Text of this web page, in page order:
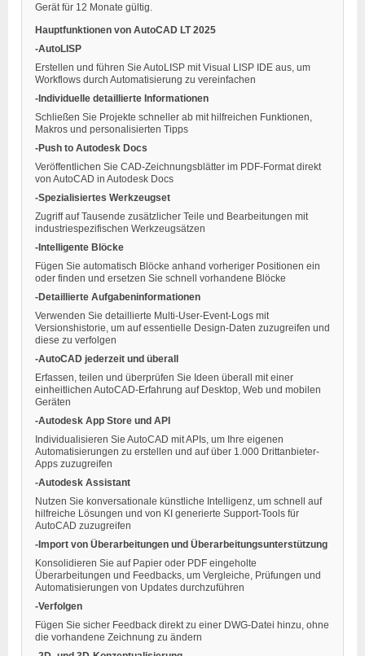
Gerät für 12 Monate gültig.
Hauptfunktionen von AutoCAD LT 2025
-AutoLISP
Erstellen und führen Sie AutoLISP mit Visual LISP IDE aus, um
Workflows durch Automatisierung zu vereinfachen
-Individuelle detaillierte Informationen
Schließen Sie Projekte schneller ab mit hilfreichen Funktionen,
Makros und personalisierten Tipps
-Push to Autodesk Docs
Veröffentlichen Sie CAD-Zeichnungsblätter im PDF-Format direkt
von AutoCAD in Autodesk Docs
-Spezialisiertes Werkzeugset
Zugriff auf Tausende zusätzlicher Teile und Bearbeitungen mit
industriespezifischen Werkzeugsätzen
-Intelligente Blöcke
Fügen Sie automatisch Blöcke anhand vorheriger Positionen ein
oder finden und ersetzen Sie schnell vorhandene Blöcke
-Detaillierte Aufgabeninformationen
Verwenden Sie detaillierte Multi-User-Event-Logs mit
Versionshistorie, um auf essentielle Design-Daten zuzugreifen und
diese zu verfolgen
-AutoCAD jederzeit und überall
Erfassen, teilen und überprüfen Sie Ideen überall mit einer
einheitlichen AutoCAD-Erfahrung auf Desktop, Web und mobilen
Geräten
-Autodesk App Store und API
Individualisieren Sie AutoCAD mit APIs, um Ihre eigenen
Automatisierungen zu erstellen und auf über 1.000 Drittanbieter-
Apps zuzugreifen
-Autodesk Assistant
Nutzen Sie konversationale künstliche Intelligenz, um schnell auf
hilfreiche Lösungen und von KI generierte Support-Tools für
AutoCAD zuzugreifen
-Import von Überarbeitungen und Überarbeitungsunterstützung
Konsolidieren Sie auf Papier oder PDF eingeholte
Überarbeitungen und Feedbacks, um Vergleiche, Prüfungen und
Automatisierungen von Updates durchzuführen
-Verfolgen
Fügen Sie sicher Feedback direkt zu einer DWG-Datei hinzu, ohne
die vorhandene Zeichnung zu ändern